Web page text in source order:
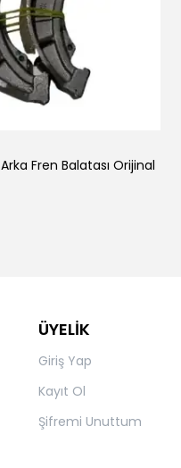
Fren Balatası Orijinal
ÜYELİK
Giriş Yap
Kayıt Ol
Şifremi Unuttum